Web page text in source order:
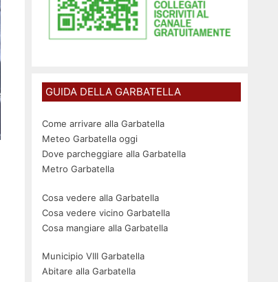
GUIDA DELLA GARBATELLA
Come arrivare alla Garbatella
Meteo Garbatella oggi
Dove parcheggiare alla Garbatella
Metro Garbatella
Cosa vedere alla Garbatella
Cosa vedere vicino Garbatella
Cosa mangiare alla Garbatella
Municipio VIII Garbatella
Abitare alla Garbatella